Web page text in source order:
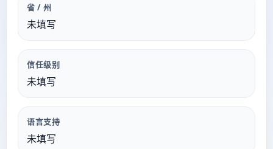
省 / 州
未填写
信任级别
未填写
语言支持
未填写